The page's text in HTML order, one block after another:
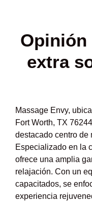
Opinión
extra
Massage Envy,
Fort Worth, TX
destacado centro de
Especializado en la
ofrece una amplia
relajación. Con un
capacitados, se
experiencia